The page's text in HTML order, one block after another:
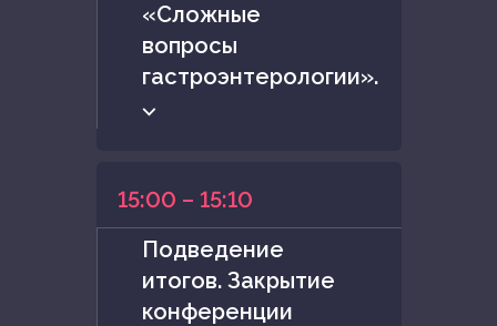
«Сложные
вопросы
гастроэнтерологии».
⌵
15:00 – 15:10
Подведение
итогов. Закрытие
конференции